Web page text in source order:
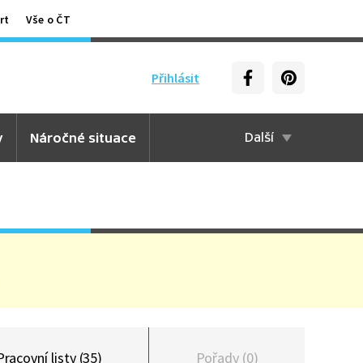
Vše o ČT
Přihlásit
Náročné situace Další
listy (35) Pořady (0)